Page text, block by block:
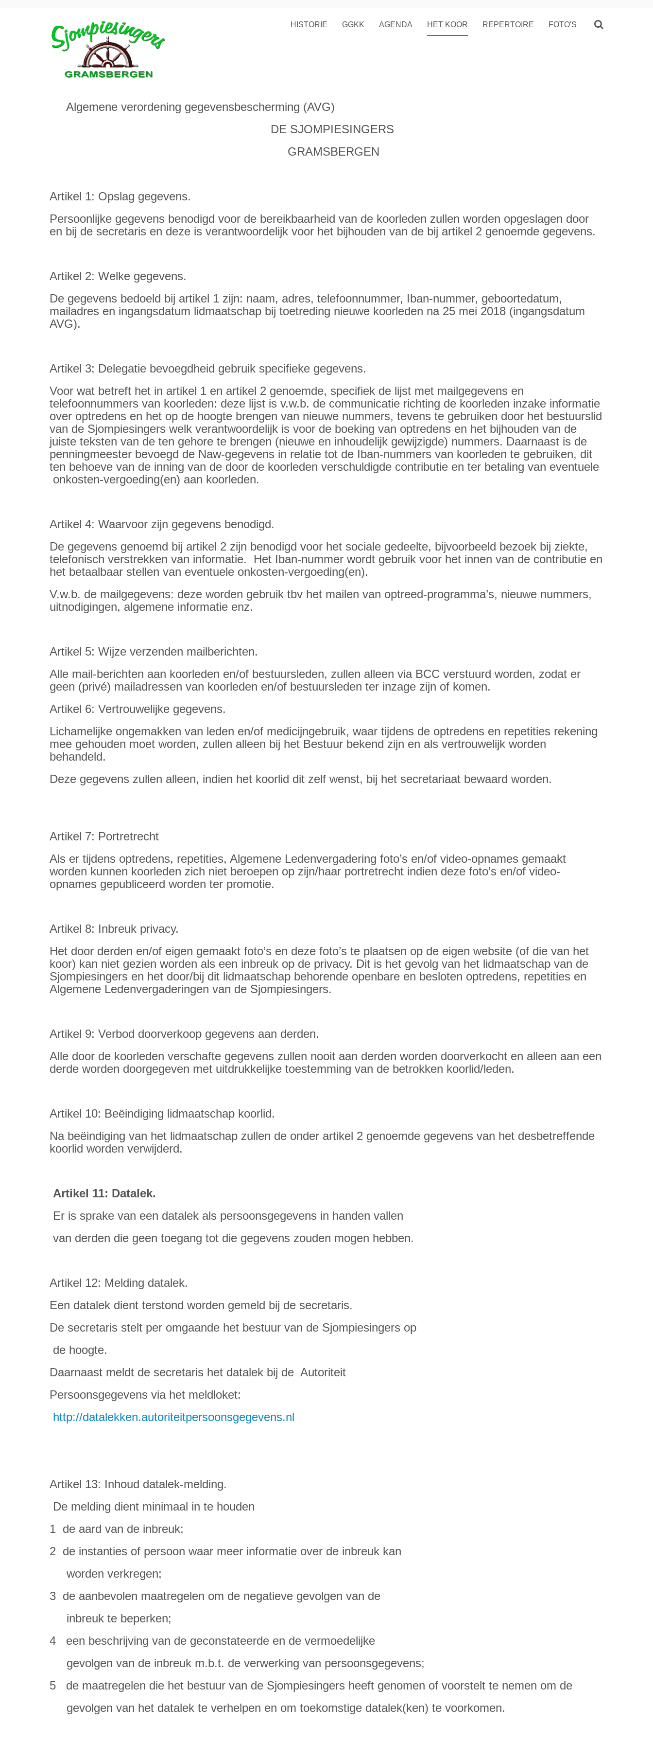
HISTORIE GGKK AGENDA HET KOOR REPERTOIRE FOTO'S
Algemene verordening gegevensbescherming (AVG)
DE SJOMPIESINGERS
GRAMSBERGEN
Artikel 1: Opslag gegevens.
Persoonlijke gegevens benodigd voor de bereikbaarheid van de koorleden zullen worden opgeslagen door
en bij de secretaris en deze is verantwoordelijk voor het bijhouden van de bij artikel 2 genoemde gegevens.
Artikel 2: Welke gegevens.
De gegevens bedoeld bij artikel 1 zijn: naam, adres, telefoonnummer, Iban-nummer, geboortedatum,
mailadres en ingangsdatum lidmaatschap bij toetreding nieuwe koorleden na 25 mei 2018 (ingangsdatum
AVG).
Artikel 3: Delegatie bevoegdheid gebruik specifieke gegevens.
Voor wat betreft het in artikel 1 en artikel 2 genoemde, specifiek de lijst met mailgegevens en
telefoonnummers van koorleden: deze lijst is v.w.b. de communicatie richting de koorleden inzake informatie
over optredens en het op de hoogte brengen van nieuwe nummers, tevens te gebruiken door het bestuurslid
van de Sjompiesingers welk verantwoordelijk is voor de boeking van optredens en het bijhouden van de
juiste teksten van de ten gehore te brengen (nieuwe en inhoudelijk gewijzigde) nummers. Daarnaast is de
penningmeester bevoegd de Naw-gegevens in relatie tot de Iban-nummers van koorleden te gebruiken, dit
ten behoeve van de inning van de door de koorleden verschuldigde contributie en ter betaling van eventuele
onkosten-vergoeding(en) aan koorleden.
Artikel 4: Waarvoor zijn gegevens benodigd.
De gegevens genoemd bij artikel 2 zijn benodigd voor het sociale gedeelte, bijvoorbeeld bezoek bij ziekte,
telefonisch verstrekken van informatie. Het Iban-nummer wordt gebruik voor het innen van de contributie en
het betaalbaar stellen van eventuele onkosten-vergoeding(en).
V.w.b. de mailgegevens: deze worden gebruik tbv het mailen van optreed-programma’s, nieuwe nummers,
uitnodigingen, algemene informatie enz.
Artikel 5: Wijze verzenden mailberichten.
Alle mail-berichten aan koorleden en/of bestuursleden, zullen alleen via BCC verstuurd worden, zodat er
geen (privé) mailadressen van koorleden en/of bestuursleden ter inzage zijn of komen.
Artikel 6: Vertrouwelijke gegevens.
Lichamelijke ongemakken van leden en/of medicijngebruik, waar tijdens de optredens en repetities rekening
mee gehouden moet worden, zullen alleen bij het Bestuur bekend zijn en als vertrouwelijk worden
behandeld.
Deze gegevens zullen alleen, indien het koorlid dit zelf wenst, bij het secretariaat bewaard worden.
Artikel 7: Portretrecht
Als er tijdens optredens, repetities, Algemene Ledenvergadering foto’s en/of video-opnames gemaakt
worden kunnen koorleden zich niet beroepen op zijn/haar portretrecht indien deze foto’s en/of video-
opnames gepubliceerd worden ter promotie.
Artikel 8: Inbreuk privacy.
Het door derden en/of eigen gemaakt foto’s en deze foto’s te plaatsen op de eigen website (of die van het
koor) kan niet gezien worden als een inbreuk op de privacy. Dit is het gevolg van het lidmaatschap van de
Sjompiesingers en het door/bij dit lidmaatschap behorende openbare en besloten optredens, repetities en
Algemene Ledenvergaderingen van de Sjompiesingers.
Artikel 9: Verbod doorverkoop gegevens aan derden.
Alle door de koorleden verschafte gegevens zullen nooit aan derden worden doorverkocht en alleen aan een
derde worden doorgegeven met uitdrukkelijke toestemming van de betrokken koorlid/leden.
Artikel 10: Beëindiging lidmaatschap koorlid.
Na beëindiging van het lidmaatschap zullen de onder artikel 2 genoemde gegevens van het desbetreffende
koorlid worden verwijderd.
Artikel 11: Datalek.
Er is sprake van een datalek als persoonsgegevens in handen vallen
van derden die geen toegang tot die gegevens zouden mogen hebben.
Artikel 12: Melding datalek.
Een datalek dient terstond worden gemeld bij de secretaris.
De secretaris stelt per omgaande het bestuur van de Sjompiesingers op
de hoogte.
Daarnaast meldt de secretaris het datalek bij de Autoriteit
Persoonsgegevens via het meldloket:
http://datalekken.autoriteitpersoonsgegevens.nl
Artikel 13: Inhoud datalek-melding.
De melding dient minimaal in te houden
1 de aard van de inbreuk;
2 de instanties of persoon waar meer informatie over de inbreuk kan
worden verkregen;
3 de aanbevolen maatregelen om de negatieve gevolgen van de
inbreuk te beperken;
4 een beschrijving van de geconstateerde en de vermoedelijke
gevolgen van de inbreuk m.b.t. de verwerking van persoonsgegevens;
5 de maatregelen die het bestuur van de Sjompiesingers heeft genomen of voorstelt te nemen om de
gevolgen van het datalek te verhelpen en om toekomstige datalek(ken) te voorkomen.